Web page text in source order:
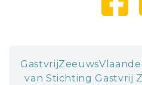
van Stichting Gastvrij